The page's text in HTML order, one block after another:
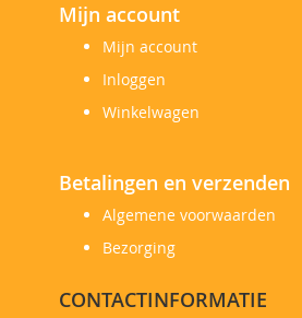
Mijn account
Mijn account
Inloggen
Winkelwagen
Betalingen en verzenden
Algemene voorwaarden
Bezorging
CONTACTINFORMATIE